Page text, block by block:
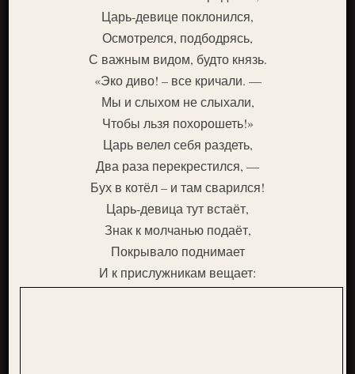
Царь-девице поклонился,
Осмотрелся, подбодрясь,
С важным видом, будто князь.
«Эко диво! – все кричали. —
Мы и слыхом не слыхали,
Чтобы льзя похорошеть!»
Царь велел себя раздеть,
Два раза перекрестился, —
Бух в котёл – и там сварился!
Царь-девица тут встаёт,
Знак к молчанью подаёт,
Покрывало поднимает
И к прислужникам вещает: